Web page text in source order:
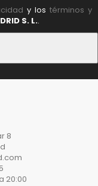
y lostérminos y
S. L..
8
20:00